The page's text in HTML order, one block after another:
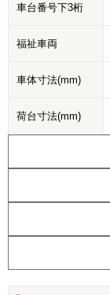
車台番号下3桁
福祉車両
車体寸法(mm)
荷台寸法(mm)